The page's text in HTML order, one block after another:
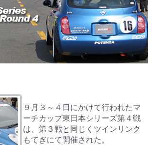
９月３～４日にかけて行われたマ
ーチカップ東日本シリーズ第４戦
は、第３戦と同じくツインリンク
もてぎにて開催された。